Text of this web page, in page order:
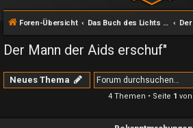
Foren-Übersicht Das Buch des Lichts und seine Zweige
Der Mann der Aids erschuf"
Neues Thema
4 Themen • Seite 1 von